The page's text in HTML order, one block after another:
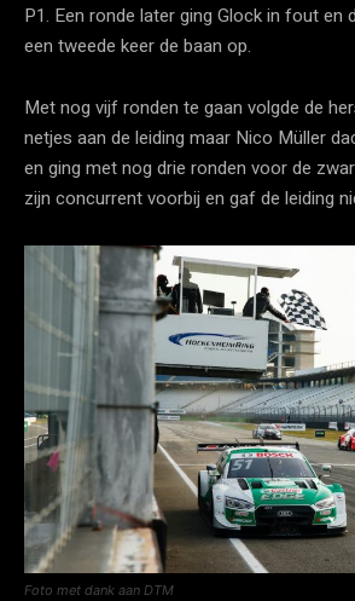
P1. Een ronde later ging Glock in fout
een tweede keer de baan op.
Met nog vijf ronden te gaan volgde de
netjes aan de leiding maar Nico Müller
en ging met nog drie ronden voor de
zijn concurrent voorbij en gaf de leiding
Foto met dank aan DTM